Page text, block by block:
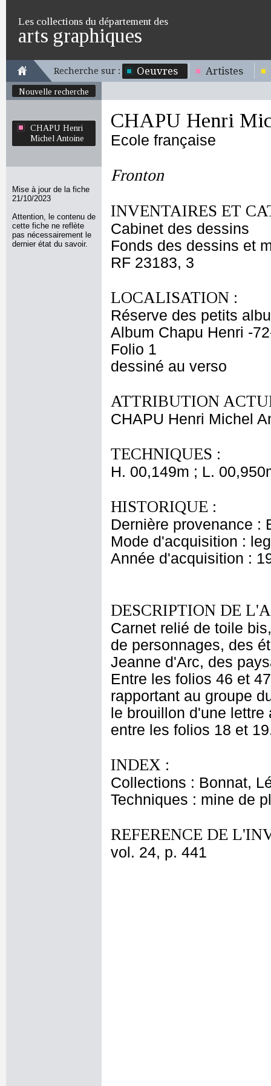
Les collections du département des
arts graphiques
Recherche sur : Oeuvres Artistes
Nouvelle recherche
CHAPU Henri
Michel Antoine
Mise à jour de la fiche
21/10/2023
Attention, le contenu de
cette fiche ne reflète
pas nécessairement le
dernier état du savoir.
CHAPU Henri
Ecole française
Fronton
INVENTAIRES ET
Cabinet des dessins
Fonds des dessins et
RF 23183, 3
LOCALISATION :
Réserve des petits
Album Chapu Henri -
Folio 1
dessiné au verso
ATTRIBUTION
CHAPU Henri Michel
TECHNIQUES :
H. 00,149m ; L.
HISTORIQUE :
Dernière provenance :
Mode d'acquisition :
Année d'acquisition :
DESCRIPTION DE
Carnet relié de toile
de personnages, des
Jeanne d'Arc, des
Entre les folios 46 et
rapportant au groupe
le brouillon d'une
entre les folios 18 et
INDEX :
Collections : Bonnat,
Techniques : mine de
REFERENCE DE
vol. 24, p. 441